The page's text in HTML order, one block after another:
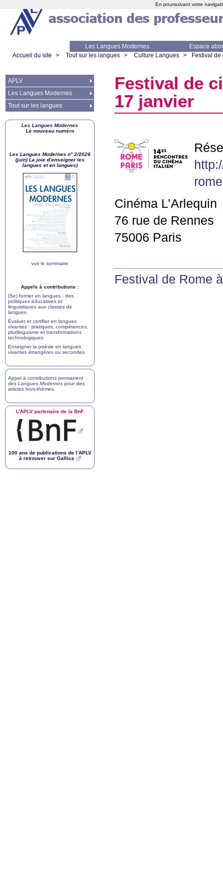
Les Langues Modernes
Espace
Accueil du site
> Tout sur les langues > Culture Langues > Festival
Festival de
17 janvier
Cinéma L’Arlequin
76 rue de Rennes
75006 Paris
Festival de Rome
APLV
Les Langues Modernes
Tout sur les langues
Les Langues Modernes
Le nouveau numéro
Les Langues Modernes n° 2/2026
(juin) La joie d’enseigner les
langues et en langues)
voir le sommaire
Appels à contributions :
(Se) former en langues : des
politiques éducatives et
linguistiques aux classes de
langues
Évaluer et certifier en langues
vivantes : pratiques, compétences,
plurilinguisme et transformations
technologiques
Enseigner la poésie en langues
vivantes étrangères ou secondes
Appel à contributions permanent
des Langues Modernes pour des
articles hors-thèmes
L’APLV partenaire de la BnF
100 ans de publications de l’APLV
à retrouver sur Gallica
En poursuivant votre